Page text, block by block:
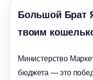
Большой Брат
твоим
Министерство
юджета — это